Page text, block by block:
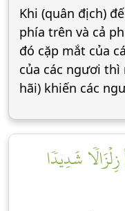
Khi (quân địch)
phía trên và cả
đó cặp mắt của
của các ngươi thì
hãi) khiến các
شَدِيدٗا